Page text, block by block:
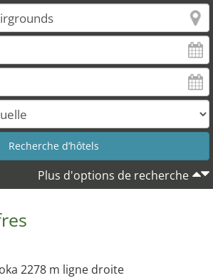
Plus d'options de recherche
2278 m ligne droite